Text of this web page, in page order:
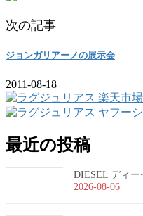
次の記事
ジョンガリアーノの展示会
2011-08-18
最近の投稿
DIESEL ディー
2026-08-06